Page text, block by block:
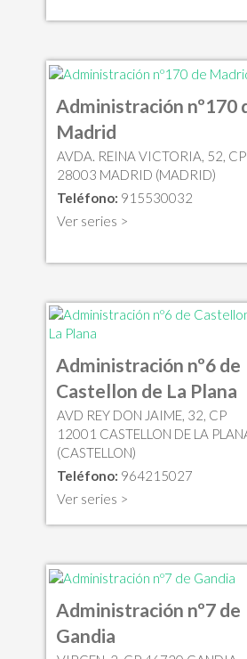
Administración nº170
Madrid
AVDA. REINA VICTORIA, 52, CP
28003 MADRID (MADRID)
Teléfono: 915530032
Ver series >
Administración nº6 de
Castellon de La Plana
AVD REY DON JAIME, 32, CP
12001 CASTELLON DE LA
(CASTELLON)
Teléfono: 964215027
Ver series >
Administración nº7 de
Gandia